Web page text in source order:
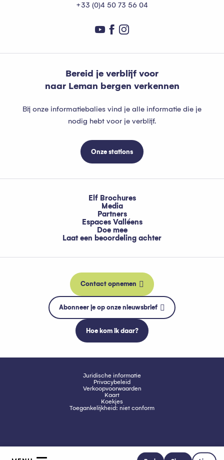
+33 (0)4 50 73 56 04
Bereid je verblijf voor
naar Leman bergen verkennen
Bij onze informatiebalies vind je alle informatie die je
nodig hebt voor je verblijf.
Onze stations
Elf Brochures
Media
Partners
Espaces Valléens
Doe mee
Laat een beoordeling achter
Contact opnemen
Abonneer je op onze nieuwsbrief
Hoe kom ik daar?
Juridische informatie
Privacybeleid
Verkoopvoorwaarden
Kaart
Koekjes
Toegankelijkheid: niet conform